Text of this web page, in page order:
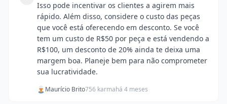
Isso pode incentivar os clientes a agirem mais
rápido. Além disso, considere o custo das peças
que você está oferecendo em desconto. Se você
tem um custo de R$50 por peça e está vendendo a
R$100, um desconto de 20% ainda te deixa uma
margem boa. Planeje bem para não comprometer
sua lucratividade.
Maurício Brito756 karmahá 4 meses